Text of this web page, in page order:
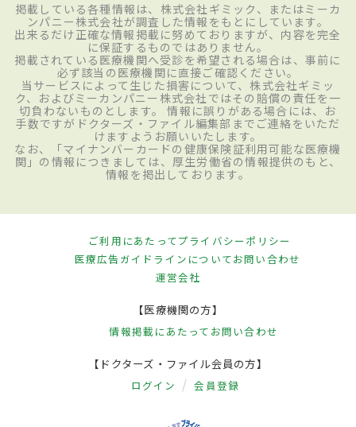
掲載している各種情報は、株式会社ギミック、またはミーカ
ンパニー株式会社が調査した情報をもとにしています。
出来るだけ正確な情報掲載に努めておりますが、内容を完全
に保証するものではありません。
掲載されている医療機関へ受診を希望される場合は、事前に
必ず該当の医療機関に直接ご確認ください。
当サービスによって生じた損害について、株式会社ギミッ
ク、およびミーカンパニー株式会社ではその賠償の責任を一
切負わないものとします。 情報に誤りがある場合には、お
手数ですがドクターズ・ファイル編集部までご連絡をいただ
けますようお願いいたします。
なお、「マイナンバーカードの健康保険証利用可能な医療機
関」の情報につきましては、厚生労働省の情報提供のもと、
情報を掲出しております。
ご利用にあたってプライバシーポリシー
医療広告ガイドラインについてお問い合わせ
運営会社
【医療機関の方】
情報掲載にあたって お問い合わせ
【ドクターズ・ファイル会員の方】
ログイン 会員登録